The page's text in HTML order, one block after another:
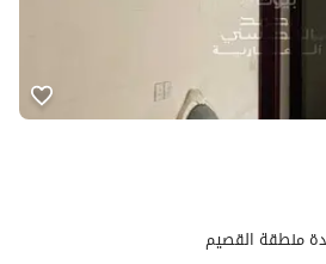
منطقة القصيم